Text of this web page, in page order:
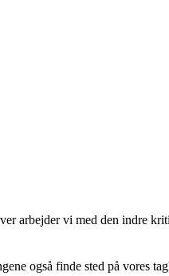
arbejder vi med den indre
også finde sted på vores